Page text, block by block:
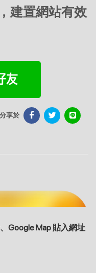
建置網站有效
分享於
Google Map 貼入網址